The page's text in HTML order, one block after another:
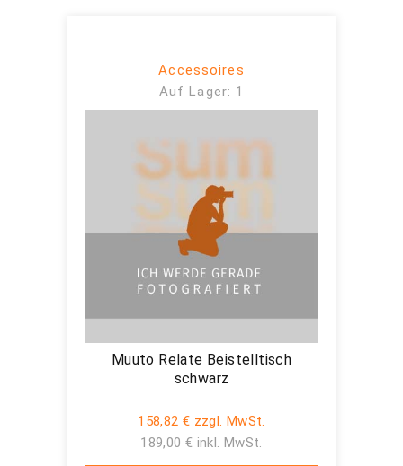
Accessoires
Auf Lager: 1
Muuto Relate Beistelltisch
schwarz
158,82 € zzgl. MwSt.
189,00 € inkl. MwSt.